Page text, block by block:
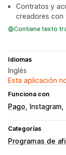
Contratos y
creadores con
Contiene texto
Idiomas
Inglés
Esta aplicación
Funciona con
Pago Instagram
Categorías
Programas de